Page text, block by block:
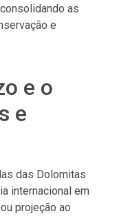
as
e
e o
e
das Dolomitas
internacional em
projeção ao